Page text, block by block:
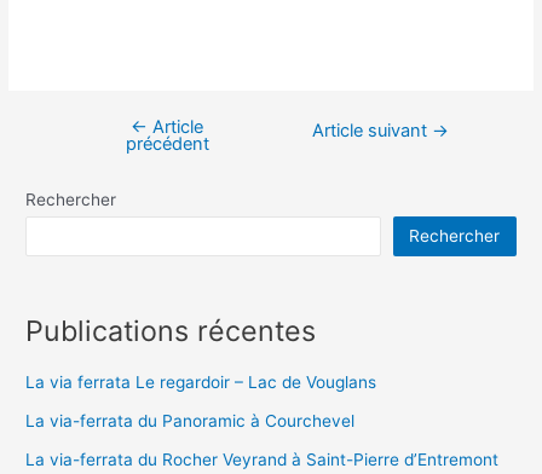
Navigation
l’article
← Article
précédent
Article suivant →
Rechercher
Rechercher
Publications récentes
La via ferrata Le regardoir – Lac de Vouglans
La via-ferrata du Panoramic à Courchevel
La via-ferrata du Rocher Veyrand à Saint-Pierre d’Entremont